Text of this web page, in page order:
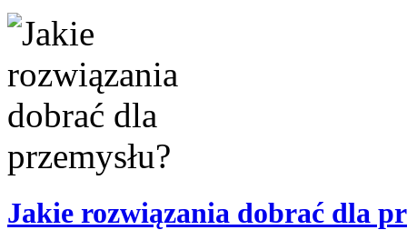
Jakie rozwiązania dobrać dla